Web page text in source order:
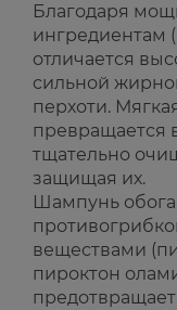
Благодаря
ингредиентам
отличается
сильной
перхоти.
превращается
тщательно
защищая их.
Шампунь
веществами
пироктон